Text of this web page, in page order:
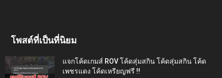
โพสต์ที่เป็นที่นิยม
แจกโค้ดเกมส์ ROV โค้ดสุ่มสกิน โค้ดสุ่มสกิน โค้ด
เพชรแดง โค้ดเหรียญฟรี !!